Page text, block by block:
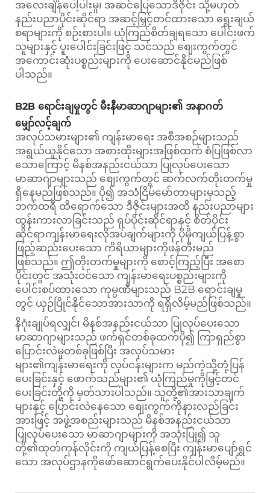
အလေးချိန်ပေါ့ပါးမှု၊ အဆင်ပြေသောဒီဇိုင်း သို့မဟုတ်
နည်းပညာပိုင်းဆိုင်ရာ အဆင့်မြှင့်တင်ထားသော ရွေးချယ်
စရာများကို စဉ်းစားပါ။ ယုံကြည်စိတ်ချရသော ပေါင်းဖက်
သူများနှင့် ပူးပေါင်းခြင်းဖြင့် သင်သည် စျေးကွက်တွင်
အကောင်းဆုံးပစ္စည်းများကို ပေးဆောင်နိုင်မည်ဖြစ်
ပါသည်။
B2B ရောင်းချမှုတွင် မီးနီမာဆာဂျာများ၏ အနာဂတ်
မျှော်လင့်ချက်
အလုပ်သမားများ၏ ကျန်းမာရေး အစီအစဉ်များသည်
အရွယ်ယူနိုင်သော အစားထိုးများအဖြစ်ထက် စံပြဖြစ်လာ
သောကြောင့် မိနစ်အနည်းငယ်သာ ပြုလုပ်ပေးသော
မာဆာဂျာများသည် စျေးကွက်တွင် ဆက်လက်တိုးတက်မှု
ရှိနေမည်ဖြစ်သည်။ ပို၍ အသံငြိမ်မော်တာများမှသည့်
ဘက်ထရီ ထိရောက်သော ဒီဇိုင်းများအထိ နည်းပညာများ
ထွန်းကားလာခြင်းသည် ရုပ်ပိုင်းဆိုင်ရာနှင့် စိတ်ပိုင်း
ဆိုင်ရာကျန်းမာရေးလိုအပ်ချက်များကို ပိုမိုကျယ်ပြန့်စွာ
ဖြည့်ဆည်းပေးသော ကိရိယာများကိုဖန်တီးမည်
ဖြစ်သည်။ ဤတိုးတက်မှုများကို စောင့်ကြည့်ပြီး အစော
ပိုင်းတွင် အသုံးဝင်သော ကျန်းမာရေးပစ္စည်းများကို
ပေါင်းစပ်ထားသော ကုမ္ပဏီများသည် B2B ရောင်းချမှု
တွင် ယှဉ်ပြိုင်နိုင်သောအားသာကို ရရှိလိမ့်မည်ဖြစ်သည်။
နိဂုံးချုပ်ရလျှင်၊ မိနစ်အနည်းငယ်သာ ပြုလုပ်ပေးသော
မာဆာဂျာများသည် ဖက်ရှင်တစ်ခုထက်ပို၍ ကြာရှည်စွာ
ပြောင်းလဲမှုတစ်ခုဖြစ်ပြီး အလုပ်သမား
များ၏ကျန်းမာရေးကို လုပ်ငန်းများက မည်ကဲ့သို့တုံ့ပြန်
ပေးခြင်းနှင့် ဖောက်သည်များ၏ ယုံကြည်မှုကိုမြှင့်တင်
ပေးခြင်းတို့ကို မှတ်သားပါသည်။ သူတို့၏အားသာချက်
များနှင့် ပြောင်းလဲနေသော စျေးကွက်ကိုနားလည်ခြင်း
အားဖြင့် အဖွဲ့အစည်းများသည် မိနစ်အနည်းငယ်သာ
ပြုလုပ်ပေးသော မာဆာဂျာများကို အသုံးပြု၍ သူ
တို့၏ထုတ်ကုန်လိုင်းကို ကျယ်ပြန့်စေပြီး ကျန်းမာပျော်ရွှင်
သော အလုပ်ဌာနကိုဖော်ဆောင်ရွက်ပေးနိုင်ပါလိမ့်မည်။